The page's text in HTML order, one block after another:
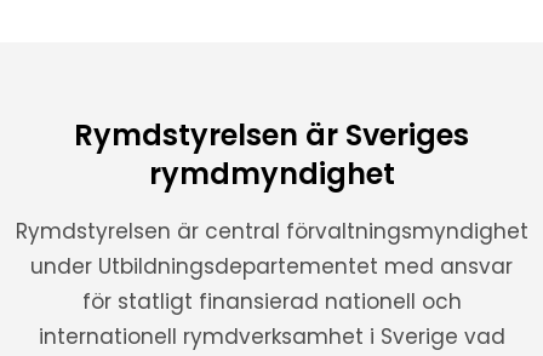
Rymdstyrelsen är Sveriges
rymdmyndighet
Rymdstyrelsen är central förvaltningsmyndighet
under Utbildningsdepartementet med ansvar
för statligt finansierad nationell och
internationell rymdverksamhet i Sverige vad